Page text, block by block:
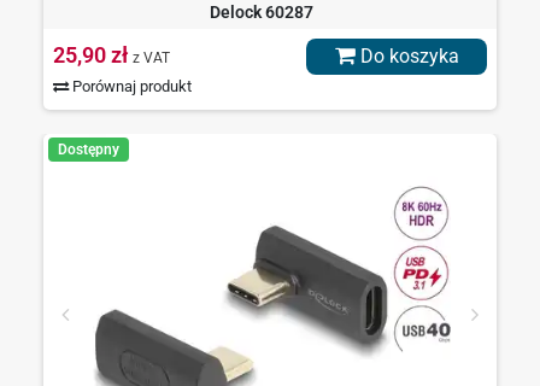
Delock 60287
25,90 zł z VAT
Porównaj produkt
Do koszyka
Dostępny